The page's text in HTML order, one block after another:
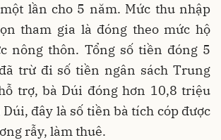
lần cho 5 năm. Mức thu nhập
tham gia là đóng theo mức hộ
nông thôn. Tổng số tiền đóng 5
trừ đi số tiền ngân sách Trung
trợ, bà Dúi đóng hơn 10,8 triệu
Dúi, đây là số tiền bà tích cóp được
rẫy, làm thuê.